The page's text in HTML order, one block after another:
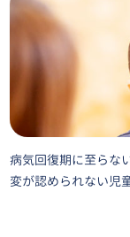
病気回復期に至らな
変が認められない児